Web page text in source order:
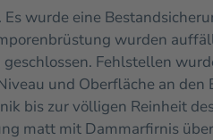
wurde eine
wurden
Fehlstellen
und Oberfläche an den
bis zur völligen Reinheit
matt mit Dammarfirnis